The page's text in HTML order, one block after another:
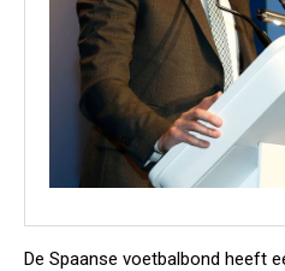
De Spaanse voetbalbond heeft